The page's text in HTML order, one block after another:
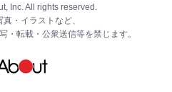
Inc. All rights reserved.
・イラストなど、
・転載・公衆送信等を禁じます。